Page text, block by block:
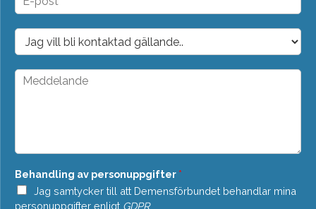
p
o
t
*
D
o
p
M
a
d
e
*
Behandling av personuppgifter *
Jag samtycker till att Demensförbundet behandlar mina
personuppgifter enligt GDPR.